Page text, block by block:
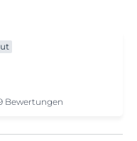
Bewertungen